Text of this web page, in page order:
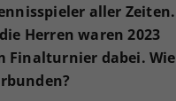
aller Zeiten.
Herren waren 2023
Finalturnier dabei. Wie